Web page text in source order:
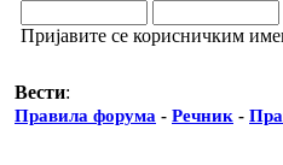
Пријавите се корисничким
Вести:
Правила форума - Речник -